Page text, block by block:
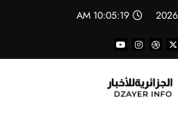
10:05:19 AM